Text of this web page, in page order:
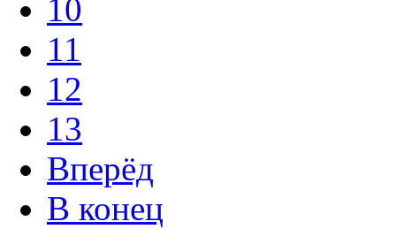
10
11
12
13
Вперёд
В конец